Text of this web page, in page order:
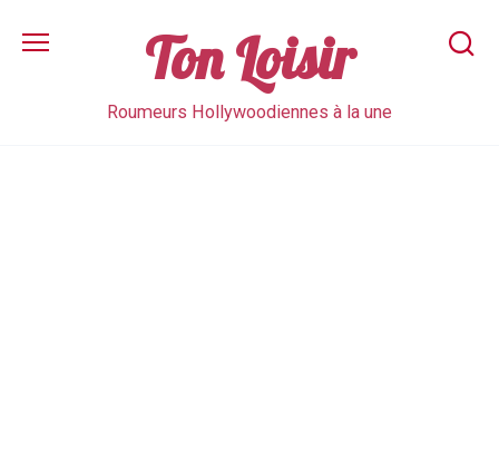
content
Ton Loisir
Roumeurs Hollywoodiennes à la une